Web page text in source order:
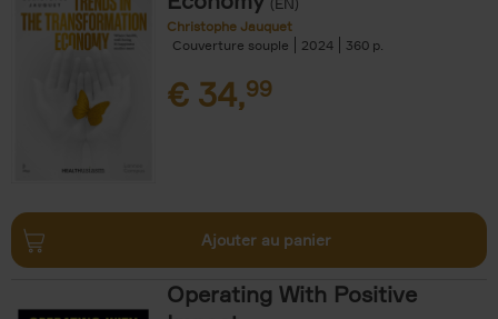
Christophe Jauquet
Couverture souple
2024 360
€ 34,99
Ajouter au panier
Operating With Positive